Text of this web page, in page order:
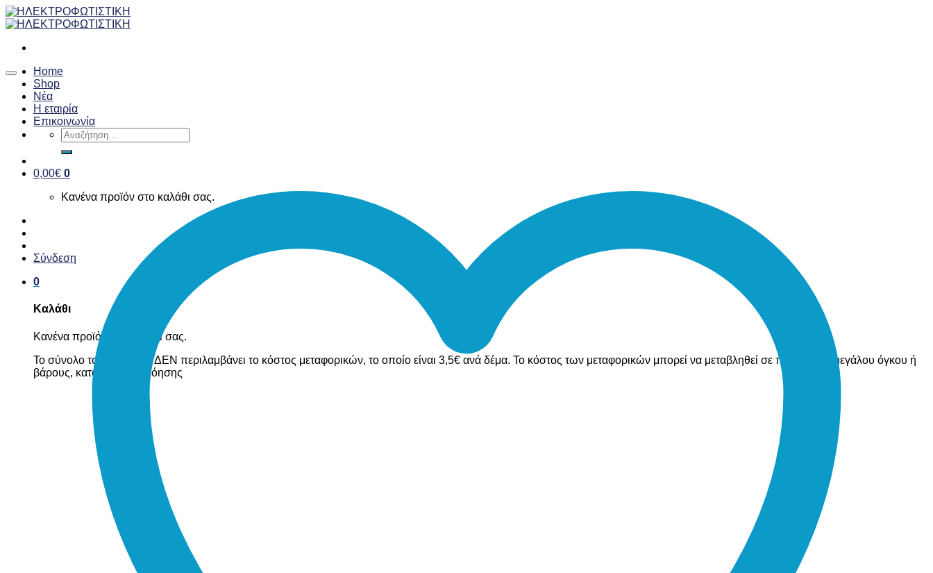
Skip
to
Home
Shop
Νέα
Η εταιρία
Επικοινωνία
Αναζήτηση
για:
0,00€ 0
Κανένα προϊόν στο καλάθι σας.
Σύνδεση
0
Καλάθι
Κανένα προϊόν στο καλάθι σας.
Το σύνολο του καλαθιού ΔΕΝ περιλαμβάνει το κόστος μεταφορικών, το οποίο είναι 3,5€ ανά δέμα. Το κόστος των μεταφορικών μπορεί να μεταβληθεί σε περίπτωση μεγάλου όγκου ή
βάρους, κατόπιν συνεννόησης